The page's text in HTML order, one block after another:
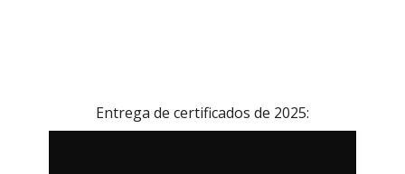
Entrega de certificados de 2025: